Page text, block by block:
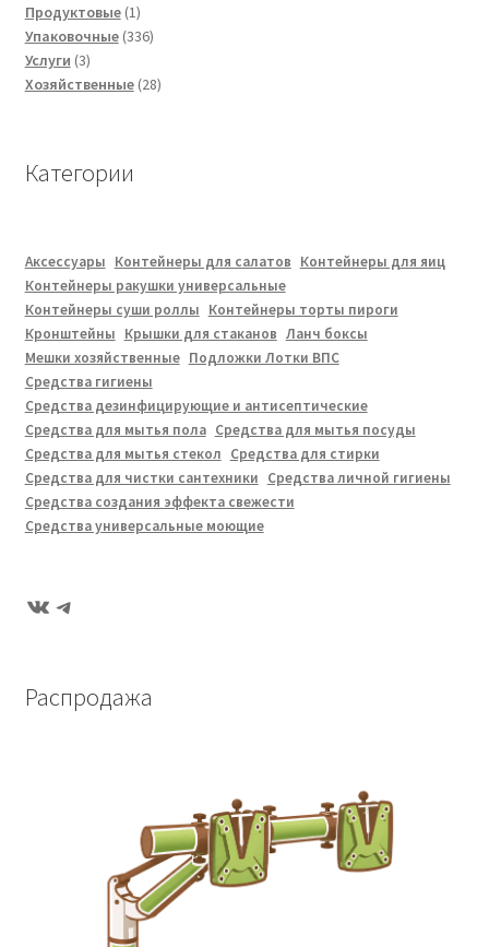
товаров
Продуктовые 11
товар
Упаковочные 336336
Услуги 33
товара
Хозяйственные 2828
Категории
Аксессуары Контейнеры для салатов Контейнеры для яиц
Контейнеры ракушки универсальные
Контейнеры суши роллы Контейнеры торты пироги
Кронштейны Крышки для стаканов Ланч боксы
Мешки хозяйственные Подложки Лотки ВПС
Средства гигиены
Средства дезинфицирующие и антисептические
Средства для мытья пола Средства для мытья посуды
Средства для мытья стекол Средства для стирки
Средства для чистки сантехники Средства личной гигиены
Средства создания эффекта свежести
Средства универсальные моющие
ВКонтакте
Telegram
Распродажа